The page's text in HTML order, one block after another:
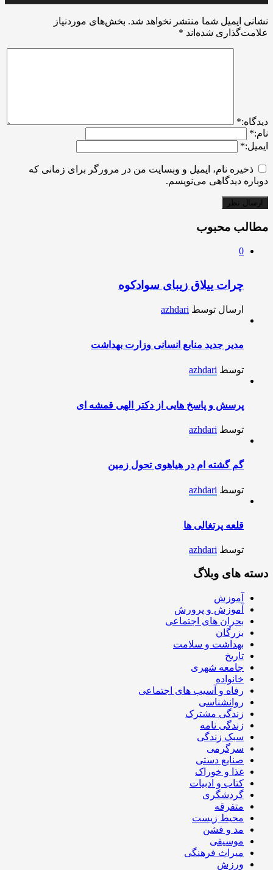
نشانی ایمیل شما منتشر نخواهد شد. بخش‌های موردنیاز
علامت‌گذاری شده‌اند *
ديدگاه:*
نام:*
ایمیل:*
ذخیره نام، ایمیل و وبسایت من در مرورگر برای زمانی که
دوباره دیدگاهی می‌نویسم.
مطالب محبوب
0
چرات ییلاق زیبای سوادکوه
ارسال توسط azhdari
مدیر جدید منابع انسانی وزارت بهداشت
توسط azhdari
پرسش و پاسخ هایی از دکتر الهی قمشه ای
توسط azhdari
گم گشته ام در هیاهوی تحول زمین
توسط azhdari
قلعه پرتغالی ها
توسط azhdari
دسته های وبلاگ
آموزش
آموزش و پرورش
بحران های اجتماعی
بزرگان
بهداشت و سلامت
تاریخ
جامعه شهری
خانواده
رفاه و آسیب های اجتماعی
روانشناسی
زندگی مشترک
زندگی نامه
سبک زندگی
سرگرمی
صنایع دستی
غذا و خوراک
کتاب و ادبیات
گردشگری
متفرقه
محیط زیست
مد و فشن
موسیقی
میراث فرهنگی
ورزش